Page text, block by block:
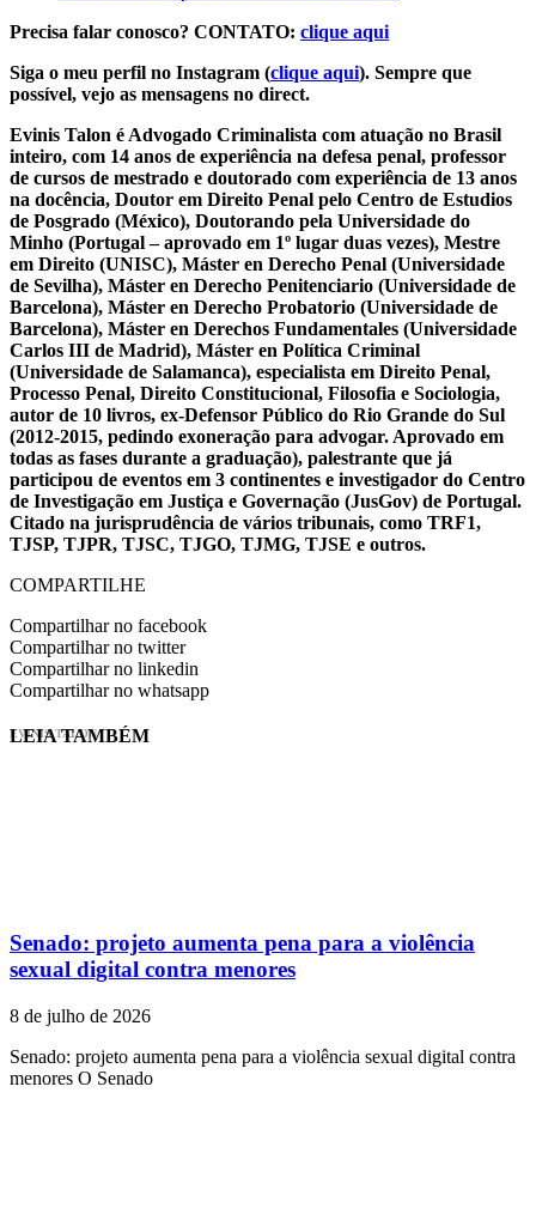
Precisa falar conosco? CONTATO: clique aqui
Siga o meu perfil no Instagram (clique aqui). Sempre que
possível, vejo as mensagens no direct.
Evinis Talon é Advogado Criminalista com atuação no Brasil
inteiro, com 14 anos de experiência na defesa penal, professor
de cursos de mestrado e doutorado com experiência de 13 anos
na docência, Doutor em Direito Penal pelo Centro de Estudios
de Posgrado (México), Doutorando pela Universidade do
Minho (Portugal – aprovado em 1º lugar duas vezes), Mestre
em Direito (UNISC), Máster en Derecho Penal (Universidade
de Sevilha), Máster en Derecho Penitenciario (Universidade de
Barcelona), Máster en Derecho Probatorio (Universidade de
Barcelona), Máster en Derechos Fundamentales (Universidade
Carlos III de Madrid), Máster en Política Criminal
(Universidade de Salamanca), especialista em Direito Penal,
Processo Penal, Direito Constitucional, Filosofia e Sociologia,
autor de 10 livros, ex-Defensor Público do Rio Grande do Sul
(2012-2015, pedindo exoneração para advogar. Aprovado em
todas as fases durante a graduação), palestrante que já
participou de eventos em 3 continentes e investigador do Centro
de Investigação em Justiça e Governação (JusGov) de Portugal.
Citado na jurisprudência de vários tribunais, como TRF1,
TJSP, TJPR, TJSC, TJGO, TJMG, TJSE e outros.
COMPARTILHE
Compartilhar no facebook
Compartilhar no twitter
Compartilhar no linkedin
Compartilhar no whatsapp
EVINIS TALON
LEIA TAMBÉM
Senado: projeto aumenta pena para a violência
sexual digital contra menores
8 de julho de 2026
Senado: projeto aumenta pena para a violência sexual digital contra
menores O Senado